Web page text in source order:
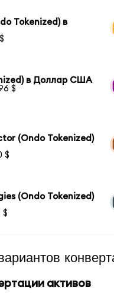
Tokenized) в
в Доллар США
$
(Ondo Tokenized)
$
(Ondo Tokenized)
$
активов